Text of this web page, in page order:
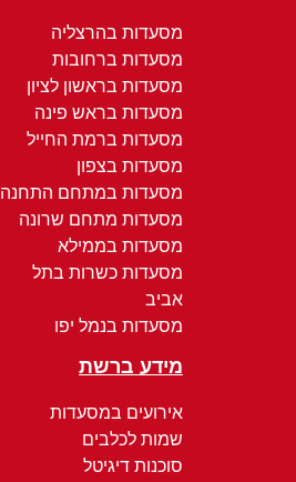
מסעדות בהרצליה
מסעדות ברחובות
מסעדות בראשון לציון
מסעדות בראש פינה
מסעדות ברמת החייל
מסעדות בצפון
מסעדות במתחם התחנה
מסעדות מתחם שרונה
מסעדות בממילא
מסעדות כשרות בתל
אביב
מסעדות בנמל יפו
מידע ברשת
אירועים במסעדות
שמות לכלבים
סוכנות דיגיטל